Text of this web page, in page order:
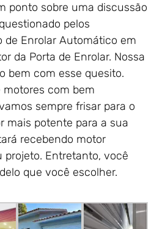
ponto sobre uma discussão
pelos
de Enrolar Automático em
da Porta de Enrolar. Nossa
bem com esse quesito.
com bem
sempre frisar para o
mais potente para a sua
recebendo motor
projeto. Entretanto, você
que você escolher.